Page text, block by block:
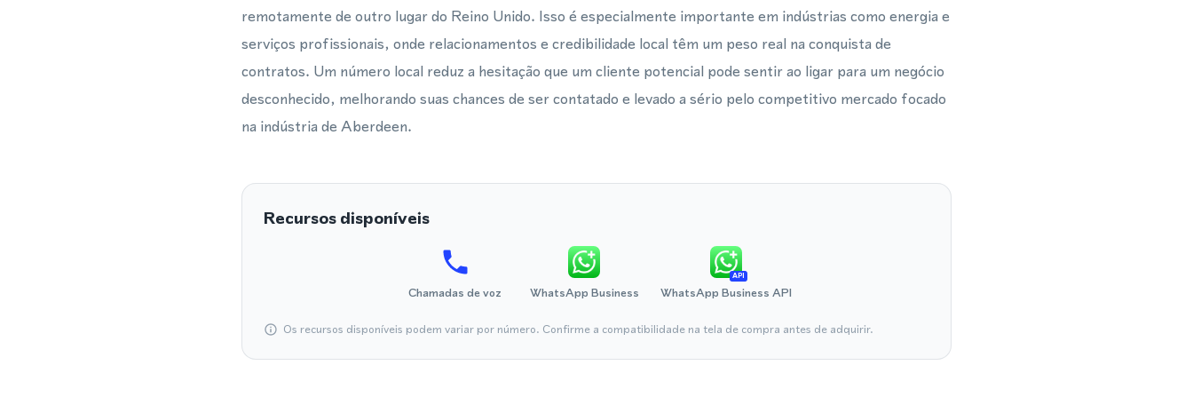
remotamente de outro lugar do Reino Unido. Isso é especialmente importante em indústrias como energia e
serviços profissionais, onde relacionamentos e credibilidade local têm um peso real na conquista de
contratos. Um número local reduz a hesitação que um cliente potencial pode sentir ao ligar para um negócio
desconhecido, melhorando suas chances de ser contatado e levado a sério pelo competitivo mercado focado
na indústria de Aberdeen.
Recursos disponíveis
Chamadas de voz WhatsApp Business
API
WhatsApp Business API
Os recursos disponíveis podem variar por número. Confirme a compatibilidade na tela de compra antes de adquirir.